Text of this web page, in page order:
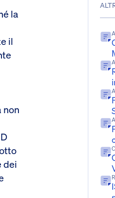
la
il
non
dei